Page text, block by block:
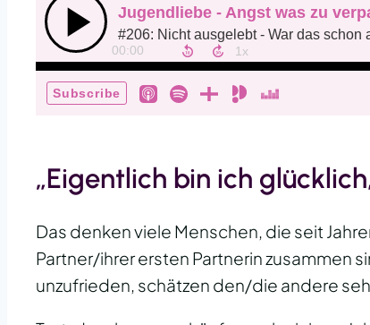
„Eigentlich bin ich
Das denken viele Menschen, die seit
Partner/ihrer ersten Partnerin zusammen
unzufrieden, schätzen den/die andere